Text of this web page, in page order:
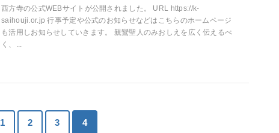
西方寺の公式WEBサイトが公開されました。 URL https://k-
saihouji.or.jp 行事予定や公式のお知らせなどはこちらのホームページ
も活用しお知らせしていきます。 親鸞聖人のみおしえを広く伝えるべ
く、...
1 2 3 4